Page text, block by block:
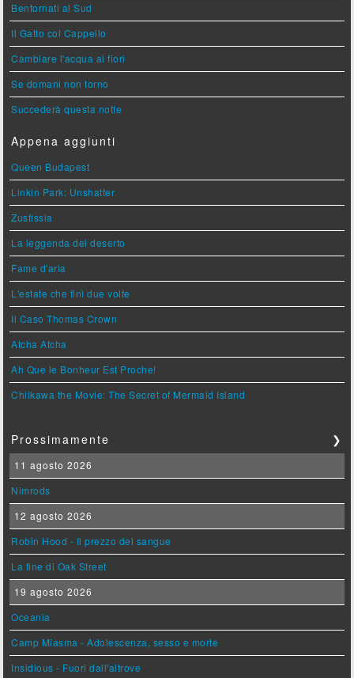
Bentornati al Sud
Il Gatto col Cappello
Cambiare l'acqua ai fiori
Se domani non torno
Succederà questa notte
Appena aggiunti
Queen Budapest
Linkin Park: Unshatter
Zustissia
La leggenda del deserto
Fame d'aria
L'estate che finì due volte
Il Caso Thomas Crown
Atcha Atcha
Ah Que le Bonheur Est Proche!
Chiikawa the Movie: The Secret of Mermaid Island
Prossimamente ❯
11 agosto 2026
Nimrods
12 agosto 2026
Robin Hood - Il prezzo del sangue
La fine di Oak Street
19 agosto 2026
Oceania
Camp Miasma - Adolescenza, sesso e morte
Insidious - Fuori dall'altrove